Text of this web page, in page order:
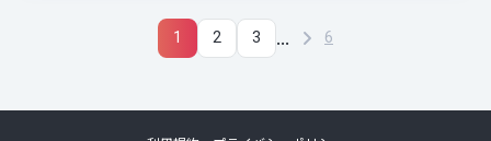
1 2 3 ... 6